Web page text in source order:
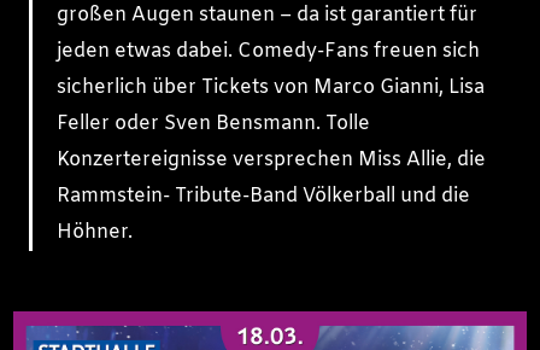
großen Augen staunen – da ist garantiert für
jeden etwas dabei. Comedy-Fans freuen sich
sicherlich über Tickets von Marco Gianni, Lisa
Feller oder Sven Bensmann. Tolle
Konzertereignisse versprechen Miss Allie, die
Rammstein- Tribute-Band Völkerball und die
Höhner.